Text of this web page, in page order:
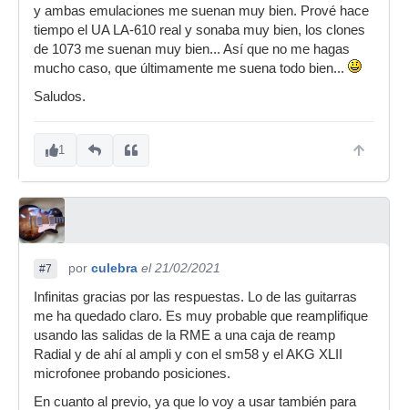
y ambas emulaciones me suenan muy bien. Prové hace
tiempo el UA LA-610 real y sonaba muy bien, los clones
de 1073 me suenan muy bien... Así que no me hagas
mucho caso, que últimamente me suena todo bien...
Saludos.
1
#7 por culebra el 21/02/2021
Infinitas gracias por las respuestas. Lo de las guitarras
me ha quedado claro. Es muy probable que reamplifique
usando las salidas de la RME a una caja de reamp
Radial y de ahí al ampli y con el sm58 y el AKG XLII
microfonee probando posiciones.
En cuanto al previo, ya que lo voy a usar también para